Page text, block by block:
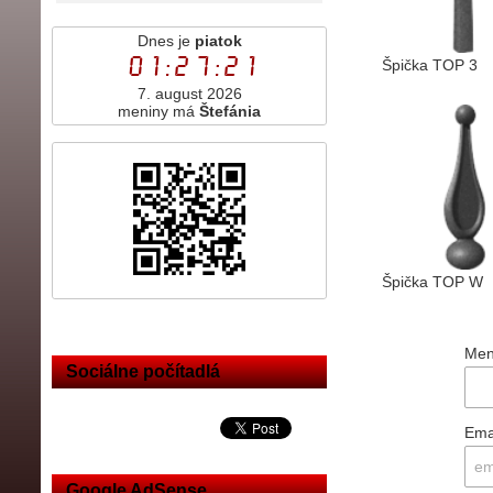
Dnes je piatok
01:27:21
7. august 2026
meniny má Štefánia
Sociálne počítadlá
Špička TOP 3
Špička TOP W